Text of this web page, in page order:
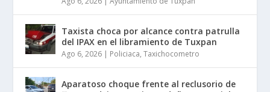
Taxista choca por alcance contra patrulla
del IPAX en el libramiento de Tuxpan
Ago 6, 2026 | Policiaca,Taxichocometro
Aparatoso choque frente al reclusorio de